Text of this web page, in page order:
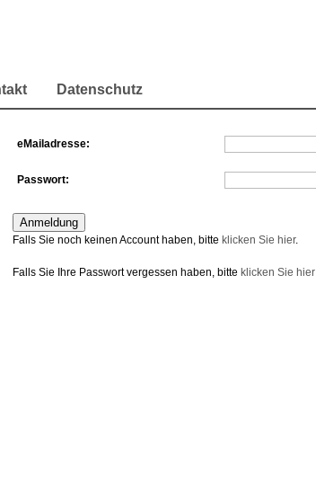
Datenschutz
eMailadresse:
Passwort:
Falls Sie noch keinen Account haben, bitte klicken Sie hier.
Falls Sie Ihre Passwort vergessen haben, bitte klicken Sie hier